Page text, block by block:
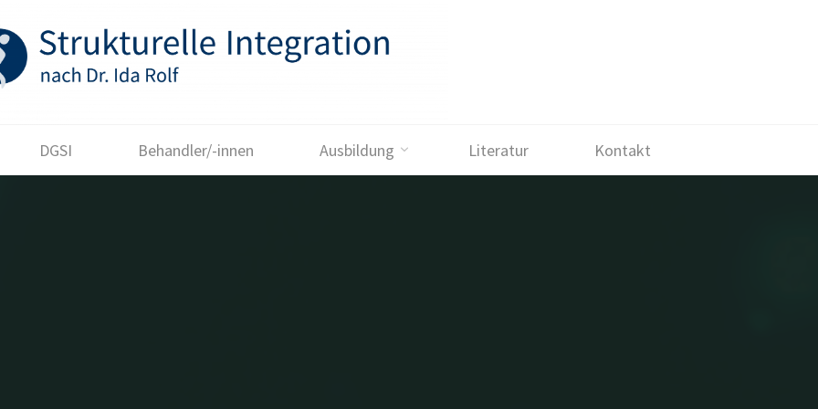
DGSI Behandler/-innen Ausbildung Literatur Kontakt